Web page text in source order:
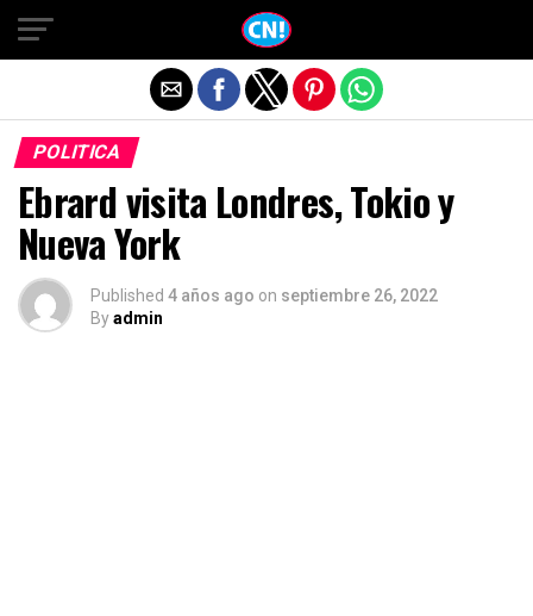
POLITICA
Ebrard visita Londres, Tokio y
Nueva York
Published 4 años ago on septiembre 26, 2022
Byadmin
Salir de la versión móvil